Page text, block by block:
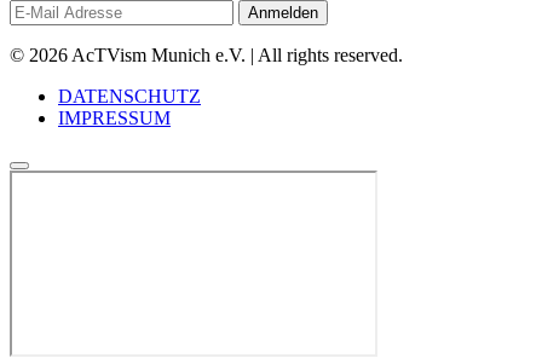
© 2026 AcTVism Munich e.V. | All rights reserved.
DATENSCHUTZ
IMPRESSUM